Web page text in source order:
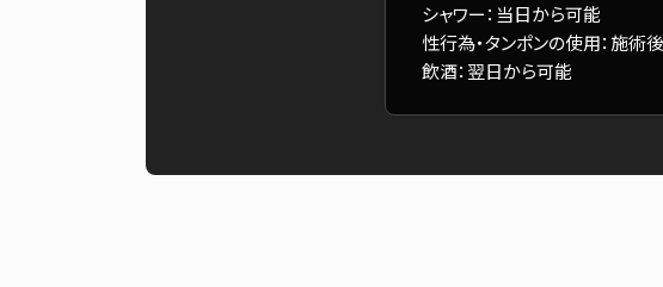
シャワー：当日から可能
性行為・タンポンの使用：施術
飲酒：翌日から可能